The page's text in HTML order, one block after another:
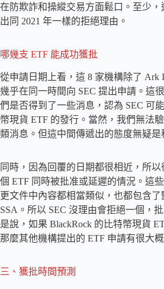
在防欺詐和操縱交易方面鬆口。至少，
出同 2021 年一樣的拒絕理由。
哪幾支 ETF 能成功獲批
從申請日期上看，這 8 家機構除了 Ark
幾乎在同一時間向 SEC 提出申請。這
們是否得到了一些消息，認為 SEC 可
幣現貨 ETF 的發行。當然，我們無法
類消息。但這中間傳遞出的態度無疑是
同時，因為回覆的日期都很相近，所
個 ETF 同時被批准或延遲的情況。這
更文件中內容都相當類似，也都包含
SSA。所以 SEC 沒理由會拒絕一個，
是說，如果 BlackRock 的比特幣現貨
那麼其他機構提出的 ETF 申請有很大
三、獲批時間預測